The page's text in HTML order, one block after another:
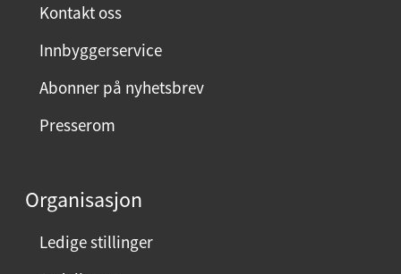
Kontakt oss
Innbyggerservice
Abonner på nyhetsbrev
Presserom
Organisasjon
Ledige stillinger